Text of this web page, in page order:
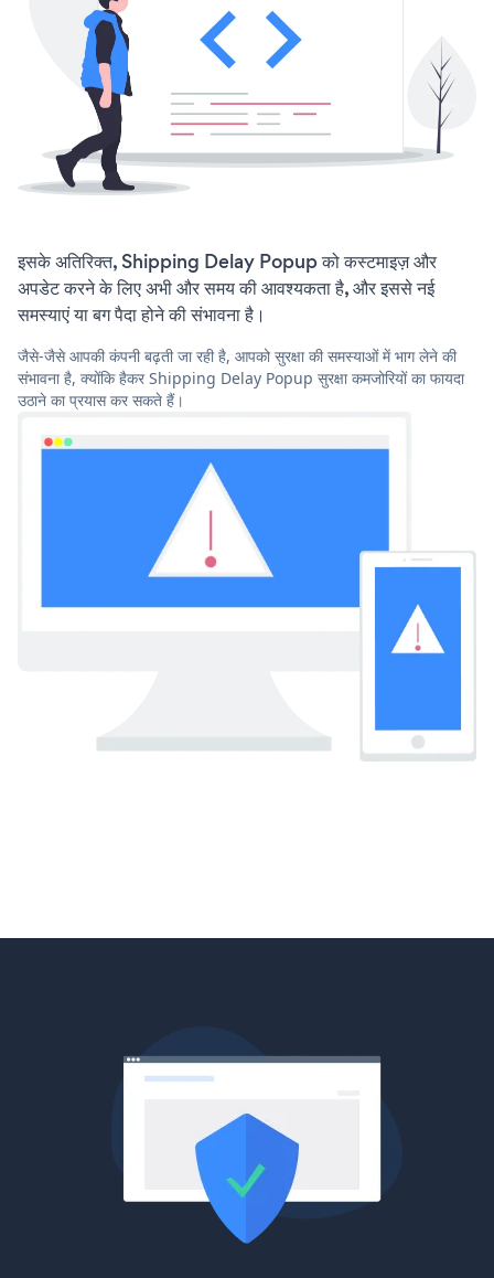
इसके अतिरिक्त, Shipping Delay Popup को कस्टमाइज़ और
अपडेट करने के लिए अभी और समय की आवश्यकता है, और इससे नई
समस्याएं या बग पैदा होने की संभावना है।
जैसे-जैसे आपकी कंपनी बढ़ती जा रही है, आपको सुरक्षा की समस्याओं में भाग लेने की
संभावना है, क्योंकि हैकर Shipping Delay Popup सुरक्षा कमजोरियों का फायदा
उठाने का प्रयास कर सकते हैं।